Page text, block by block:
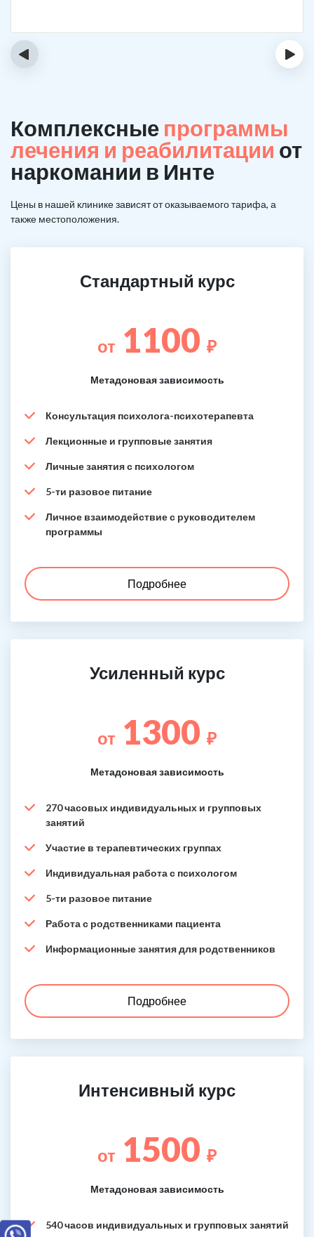
‹ ›
Комплексные программы
лечения и реабилитации от
наркомании в Инте
Цены в нашей клинике зависят от оказываемого тарифа, а
также местоположения.
Стандартный курс
от 1100 ₽
Метадоновая зависимость
Консультация психолога-психотерапевта
Лекционные и групповые занятия
Личные занятия с психологом
5-ти разовое питание
Личное взаимодействие с руководителем
программы
Подробнее
Усиленный курс
от 1300 ₽
Метадоновая зависимость
270 часовых индивидуальных и групповых
занятий
Участие в терапевтических группах
Индивидуальная работа с психологом
5-ти разовое питание
Работа с родственниками пациента
Информационные занятия для родственников
Подробнее
Интенсивный курс
от 1500 ₽
Метадоновая зависимость
540 часов индивидуальных и групповых занятий